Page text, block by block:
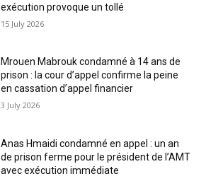
exécution provoque un tollé
15 July 2026
Mrouen Mabrouk condamné à 14 ans de
prison : la cour d’appel confirme la peine
en cassation d’appel financier
3 July 2026
Anas Hmaidi condamné en appel : un an
de prison ferme pour le président de l’AMT
avec exécution immédiate